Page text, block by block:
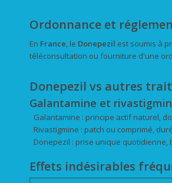
Ordonnance et
En France, le Donepezil est soumis à
téléconsultation ou fourniture d'une
Donepezil vs autres
Galantamine et
Galantamine : principe actif naturel,
Rivastigmine : patch ou comprimé,
Donepezil : prise unique
Effets indésirables